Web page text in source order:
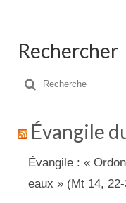
Rechercher
Rechercher
:
Évangile
Évangile : «
eaux » (Mt 14,